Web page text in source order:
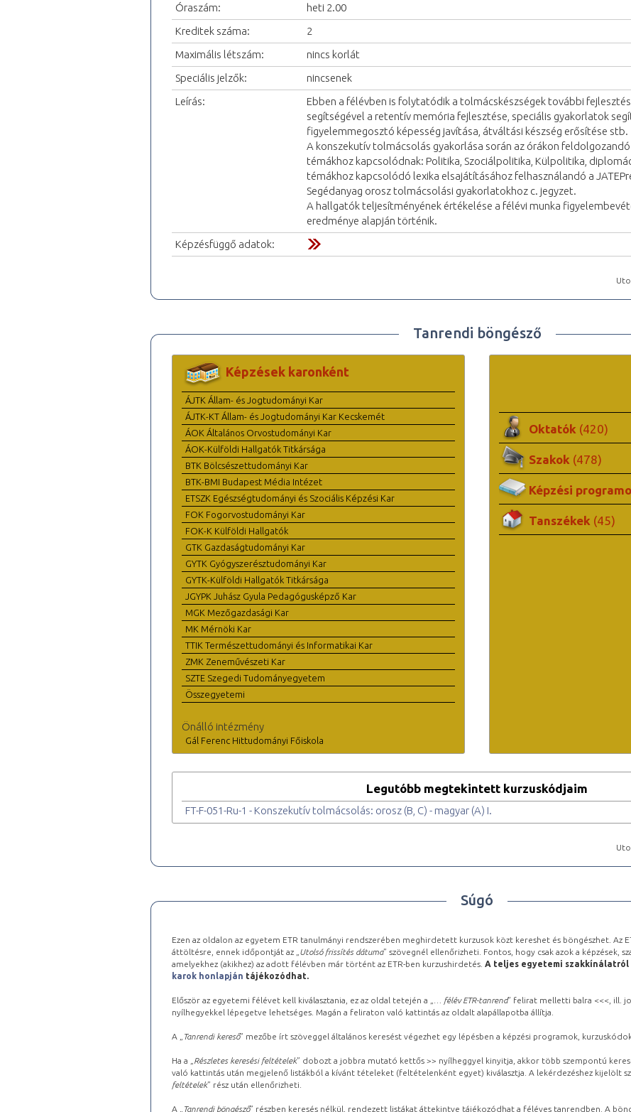
Óraszám:
heti 2.00
Kreditek száma:
2
Maximális létszám:
nincs korlát
Speciális jelzők:
nincsenek
Leírás:
Ebben a félévben is folytatódik a tolmácskészségek további
segítségével a retentív memória fejlesztése, speciális gyakorlatok
figyelemmegosztó képesség javítása, átváltási készség erősítése stb.
A konszekutív tolmácsolás gyakorlása során az órákon
témákhoz kapcsolódnak: Politika, Szociálpolitika, Külpolitika,
témákhoz kapcsolódó lexika elsajátításához felhasználandó a
Segédanyag orosz tolmácsolási gyakorlatokhoz c. jegyzet.
A hallgatók teljesítményének értékelése a félévi munka
eredménye alapján történik.
Képzésfüggő adatok:
Tanrendi böngésző
Képzések karonként
ÁJTK Állam- és Jogtudományi Kar
ÁJTK-KT Állam- és Jogtudományi Kar Kecskemét
ÁOK Általános Orvostudományi Kar
ÁOK-Külföldi Hallgatók Titkársága
BTK Bölcsészettudományi Kar
BTK-BMI Budapest Média Intézet
ETSZK Egészségtudományi és Szociális Képzési Kar
FOK Fogorvostudományi Kar
FOK-K Külföldi Hallgatók
GTK Gazdaságtudományi Kar
GYTK Gyógyszerésztudományi Kar
GYTK-Külföldi Hallgatók Titkársága
JGYPK Juhász Gyula Pedagógusképző Kar
MGK Mezőgazdasági Kar
MK Mérnöki Kar
TTIK Természettudományi és Informatikai Kar
ZMK Zeneművészeti Kar
SZTE Szegedi Tudományegyetem
Összegyetemi
Önálló intézmény
Gál Ferenc Hittudományi Főiskola
Oktatók (420)
Szakok (478)
Képzési
Tanszékek (45)
Legutóbb megtekintett kurzuskódjaim
FT-F-051-Ru-1 - Konszekutív tolmácsolás: orosz (B, C) - magyar (A) I.
Súgó
Ezen az oldalon az egyetem ETR tanulmányi rendszerében meghirdetett kurzusok közt kereshet és böngészhet. Az
áttöltésre, ennek időpontját az „ Utolsó frissítés dátuma” szövegnél ellenőrizheti. Fontos, hogy csak azok a képzések,
amelyekhez (akikhez) az adott félévben már történt az ETR-ben kurzushirdetés. A teljes egyetemi szakkínálatról
karok honlapján tájékozódhat.
Először az egyetemi félévet kell kiválasztania, ez az oldal tetején a „ … félév ETR-tanrend” felirat melletti balra <<<, ill.
nyílhegyekkel lépegetve lehetséges. Magán a feliraton való kattintás az oldalt alapállapotba állítja.
A „ Tanrendi kereső” mezőbe írt szöveggel általános keresést végezhet egy lépésben a képzési programok,
Ha a „ Részletes keresési feltételek” dobozt a jobbra mutató kettős >> nyílheggyel kinyitja, akkor több szempontú
való kattintás után megjelenő listákból a kívánt tételeket (feltételenként egyet) kiválasztja. A lekérdezéshez kijelölt
feltételek” rész után ellenőrizheti.
A „ Tanrendi böngésző” részben keresés nélkül, rendezett listákat áttekintve tájékozódhat a féléves tanrendben. A